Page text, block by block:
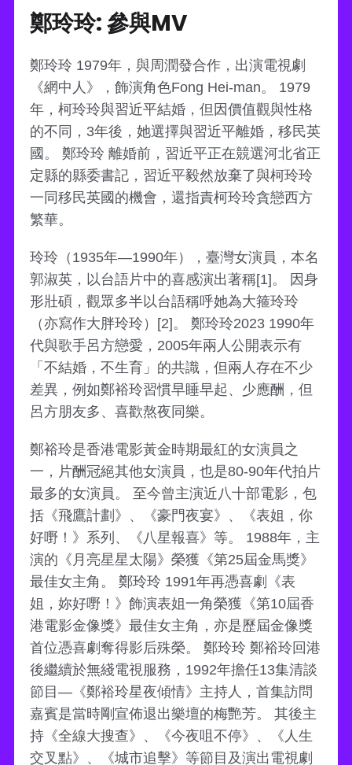
鄭玲玲: 參與MV
鄭玲玲 1979年，與周潤發合作，出演電視劇
《網中人》，飾演角色Fong Hei-man。 1979
年，柯玲玲與習近平結婚，但因價值觀與性格
的不同，3年後，她選擇與習近平離婚，移民英
國。 鄭玲玲 離婚前，習近平正在競選河北省正
定縣的縣委書記，習近平毅然放棄了與柯玲玲
一同移民英國的機會，還指責柯玲玲貪戀西方
繁華。
玲玲（1935年—1990年），臺灣女演員，本名
郭淑英，以台語片中的喜感演出著稱[1]。 因身
形壯碩，觀眾多半以台語稱呼她為大箍玲玲
（亦寫作大胖玲玲）[2]。 鄭玲玲2023 1990年
代與歌手呂方戀愛，2005年兩人公開表示有
「不結婚，不生育」的共識，但兩人存在不少
差異，例如鄭裕玲習慣早睡早起、少應酬，但
呂方朋友多、喜歡熬夜同樂。
鄭裕玲是香港電影黃金時期最紅的女演員之
一，片酬冠絕其他女演員，也是80-90年代拍片
最多的女演員。 至今曾主演近八十部電影，包
括《飛鷹計劃》、《豪門夜宴》、《表姐，你
好嘢！》系列、《八星報喜》等。 1988年，主
演的《月亮星星太陽》榮獲《第25屆金馬獎》
最佳女主角。 鄭玲玲 1991年再憑喜劇《表
姐，妳好嘢！》飾演表姐一角榮獲《第10屆香
港電影金像獎》最佳女主角，亦是歷屆金像獎
首位憑喜劇奪得影后殊榮。 鄭玲玲 鄭裕玲回港
後繼續於無綫電視服務，1992年擔任13集清談
節目—《鄭裕玲星夜傾情》主持人，首集訪問
嘉賓是當時剛宣佈退出樂壇的梅艷芳。 其後主
持《全線大搜查》、《今夜咀不停》、《人生
交叉點》、《城市追擊》等節目及演出電視劇